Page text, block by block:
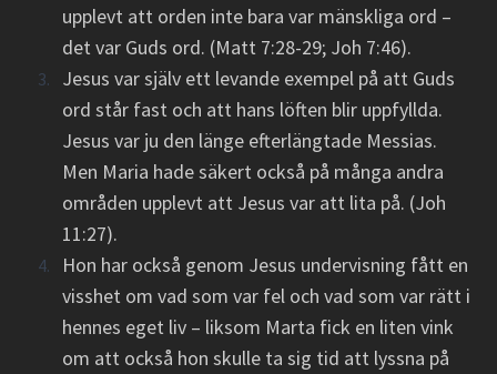
upplevt att orden inte bara var mänskliga ord –
det var Guds ord. (Matt 7:28-29; Joh 7:46).
Jesus var själv ett levande exempel på att Guds
ord står fast och att hans löften blir uppfyllda.
Jesus var ju den länge efterlängtade Messias.
Men Maria hade säkert också på många andra
områden upplevt att Jesus var att lita på. (Joh
11:27).
Hon har också genom Jesus undervisning fått en
visshet om vad som var fel och vad som var rätt i
hennes eget liv – liksom Marta fick en liten vink
om att också hon skulle ta sig tid att lyssna på